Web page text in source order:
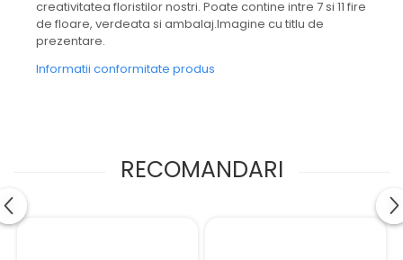
creativitatea floristilor nostri. Poate contine intre 7 si 11 fire
de floare, verdeata si ambalaj.Imagine cu titlu de
prezentare.
Informatii conformitate produs
RECOMANDARI